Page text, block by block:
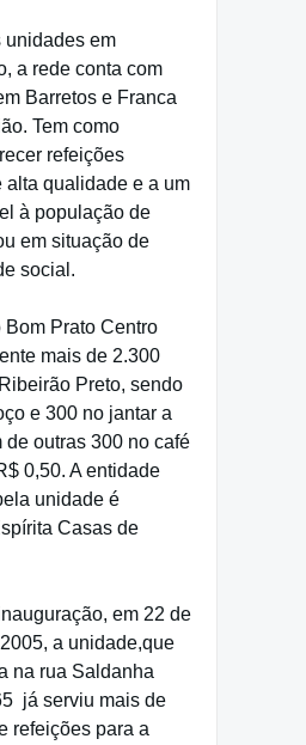
unidades em
a rede conta com
Barretos e Franca
Tem como
refeições
alta qualidade e a um
à população de
em situação de
social.
Bom Prato Centro
mais de 2.300
Preto, sendo
e 300 no jantar a
de outras 300 no café
0,50. A entidade
unidade é
Casas de
em 22 de
a unidade,que
na rua Saldanha
já serviu mais de
refeições para a